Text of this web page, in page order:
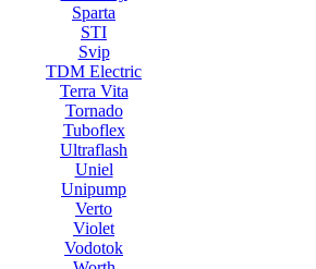
Sparta
STI
Svip
TDM Electric
Terra Vita
Tornado
Tuboflex
Ultraflash
Uniel
Unipump
Verto
Violet
Vodotok